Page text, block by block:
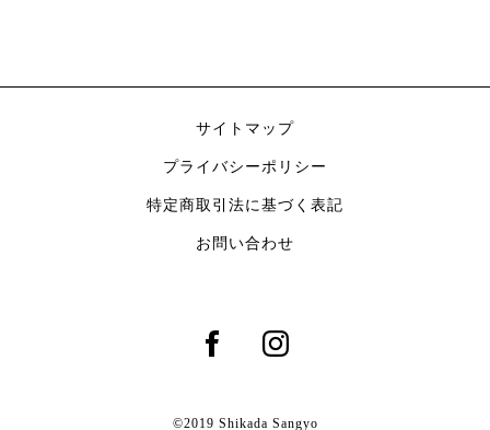
サイトマップ
プライバシーポリシー
特定商取引法に基づく表記
お問い合わせ
©2019 Shikada Sangyo